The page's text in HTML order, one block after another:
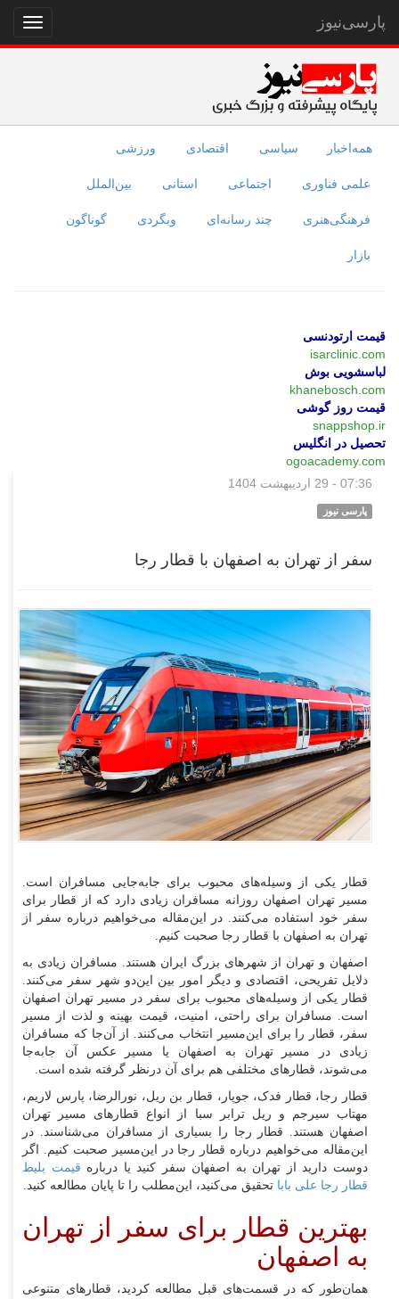
نمایش
منو
پارسی‌نیوز
همه‌اخبار سیاسی اقتصادی ورزشی
علمی فناوری اجتماعی استانی بین‌الملل
فرهنگی‌هنری چند رسانه‌ای وبگردی گوناگون
بازار
قیمت ارتودنسی
isarclinic.com
لباسشویی بوش
khanebosch.com
قیمت روز گوشی
snappshop.ir
تحصیل در انگلیس
ogoacademy.com
07:36 - 29 اردیبهشت 1404
پارسی نیوز
سفر از تهران به اصفهان با قطار رجا
قطار یکی از وسیله‌های محبوب برای جا‌به‌جایی مسافران است.
مسیر تهران اصفهان روزانه مسافران زیادی دارد که از قطار برای
سفر خود استفاده می‌کنند. در این‌مقاله می‌خواهیم درباره سفر از
تهران به اصفهان با قطار رجا صحبت کنیم.
اصفهان و تهران از شهر‌های بزرگ ایران هستند. مسافران زیادی به
دلایل تفریحی، اقتصادی و دیگر امور بین این‌دو شهر سفر می‌کنند.
قطار یکی از وسیله‌های محبوب برای سفر در مسیر تهران اصفهان
است. مسافران برای راحتی، امنیت، قیمت بهینه و لذت از مسیر
سفر، قطار را برای این‌مسیر انتخاب می‌کنند. از آن‌جا که مسافران
زیادی در مسیر تهران به اصفهان یا مسیر عکس آن جا‌به‌جا
می‌شوند، قطار‌های مختلفی هم برای آن در‌نظر گرفته شده است.
قطار رجا، قطار فدک، جوپار، قطار بن ریل، نور‌الرضا، پارس لاریم،
مهتاب سیرجم و ریل ترابر سبا از انواع قطار‌های مسیر تهران
اصفهان هستند. قطار رجا را بسیاری از مسافران می‌شناسند. در
این‌مقاله می‌خواهیم درباره قطار رجا در این‌مسیر صحبت کنیم. اگر
دوست دارید از تهران به اصفهان سفر کنید یا درباره قیمت بلیط
قطار رجا علی بابا تحقیق می‌کنید، این‌مطلب را تا پایان مطالعه کنید.
بهترین قطار برای سفر از تهران
به اصفهان
همان‌طور که در قسمت‌های قبل مطالعه کردید، قطار‌های متنوعی